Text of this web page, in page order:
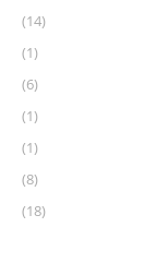
(14)
(1)
(6)
(1)
(1)
(8)
(18)